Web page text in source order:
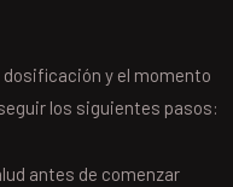
dosificación y el momento
los siguientes pasos:
antes de comenzar